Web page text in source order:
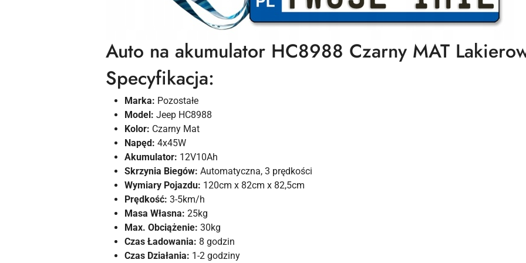
Auto na akumulator HC8988 Czarny MAT
Specyfikacja:
Marka: Pozostałe
Model: Jeep HC8988
Kolor: Czarny Mat
Napęd: 4x45W
Akumulator: 12V10Ah
Skrzynia Biegów: Automatyczna, 3 prędkości
Wymiary Pojazdu: 120cm x 82cm x 82,5cm
Prędkość: 3-5km/h
Masa Własna: 25kg
Max. Obciążenie: 30kg
Czas Ładowania: 8 godzin
Czas Działania: 1-2 godziny